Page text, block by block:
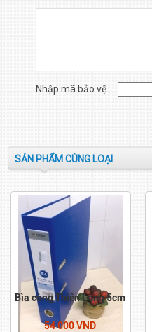
Nhập mã bảo vệ
SẢN PHẨM CÙNG LOẠI
Bìa còng Thiên Long 5cm
54 000 VND